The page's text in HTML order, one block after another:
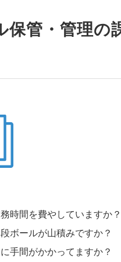
保管・管理の
時間を費やしていますか？
ボールが山積みですか？
手間がかかってますか？